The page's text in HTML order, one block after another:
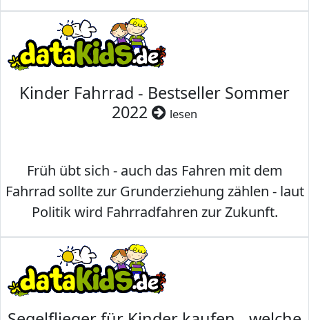
Kinder Fahrrad - Bestseller Sommer
2022
lesen
Früh übt sich - auch das Fahren mit dem
Fahrrad sollte zur Grunderziehung zählen - laut
Politik wird Fahrradfahren zur Zukunft.